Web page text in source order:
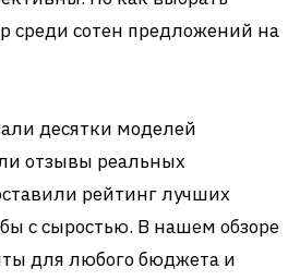
среди сотен предложений на
десятки моделей
отзывы реальных
рейтинг лучших
с сыростью. В нашем обзоре
для любого бюджета и